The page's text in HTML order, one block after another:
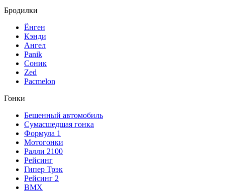
Бродилки
Ёнген
Кэнди
Ангел
Panik
Соник
Zed
Pacmelon
Гонки
Бешенный автомобиль
Сумасшедшая гонка
Формула 1
Мотогонки
Ралли 2100
Рейсинг
Гипер Трэк
Рейсинг 2
BMX